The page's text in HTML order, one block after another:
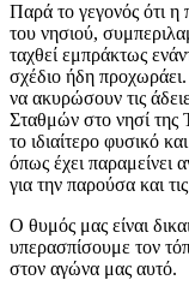
Παρά το γεγονός ότι η
του νησιού,
ταχθεί εμπράκτως
σχέδιο ήδη
να ακυρώσουν τις
Σταθμών στο νησί της
το ιδιαίτερο φυσικό
όπως έχει παραμείνει
για την παρούσα και
Ο θυμός μας είναι
υπερασπίσουμε τον
στον αγώνα μας αυτό.